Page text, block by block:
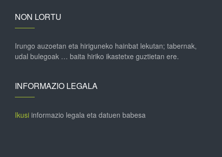
NON LORTU
Irungo auzoetan eta hiriguneko hainbat lekutan; tabernak,
udal bulegoak … baita hiriko ikastetxe guztietan ere.
INFORMAZIO LEGALA
Ikusi informazio legala eta datuen babesa